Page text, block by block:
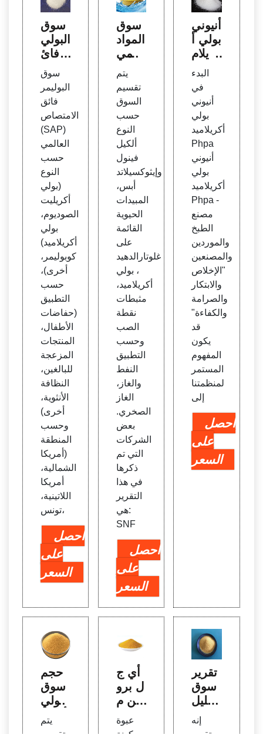
سوق
البولي
مر فائ
ق الام
تصا
ص (S
AP) ا
لعالم
ي ح
سب ا
لنوع
(بولي
أكريل
يت ال
صودي
وم، بو
لي أك
ريلامي
د كوبو
ليمر،
أخر
ى)، ح
سب ا
لتطبي
ق (حف
اضات
الأطفا
ل، البا
لغين
سوق
البوليمر
فائق
الامتصاص
(SAP)
العالمي
حسب
النوع
(بولي
أكريليت
الصوديوم،
بولي
أكريلاميد)
كوبوليمر،
أخرى)،
حسب
التطبيق
(حفاضات
الأطفال،
المنتجات
المزعجة
للبالغين،
النظافة
الأنثوية،
أخرى)
وحسب
المنطقة
(أمريكا
الشمالية،
أمريكا
اللاتينية،
تونس،
احصل
على
السعر
سوق
المواد
الكيمي
عالمي
ة لحق
ول الن
فط ح
سب ا
لنوع
(ألكيل
فينول
وإيثو
كسيلا
تد أب
س، ال
مبيدا
ت الح
يوية ال
قائمة
على ا
لغلوتا
رالدهي
د، بول
ي أكر
يلامي
د، مثب
طات
نقطة
الصب
يتم
تقسيم
السوق
حسب
النوع
ألكيل
فينول
وإيثوكسيلاتد
أبس،
المبيدات
الحيوية
القائمة
على
غلوتارالدهيد
، بولي
أكريلاميد،
مثبطات
نقطة
الصب
وحسب
التطبيق
النفط
والغاز،
الغاز
الصخري.
بعض
الشركات
التي تم
ذكرها
في هذا
التقرير
هي:
SNF
احصل
على
السعر
أنيوني
بولي أ
كريلام
pa م
صنعي
الطبخ
والمو
ردين
والمص
نع -
Oilba
yer
البدء
في
أنيوني
بولي
أكريلاميد
Phpa
أنيوني
بولي
أكريلاميد
Phpa -
مصنع
الطبخ
والموردين
والمصنعين
"الإخلاص
والابتكار
والصرامة
والكفاءة"
قد
يكون
المفهوم
المستمر
لمنظمتنا
إلى
احصل
على
السعر
حجم
سوق
البولي
ميد و
يتم
أي ج
ل برو
تين م
الصب
عبوة
تقرير
سوق
تحليل
الجليك
ان | ال
إنه